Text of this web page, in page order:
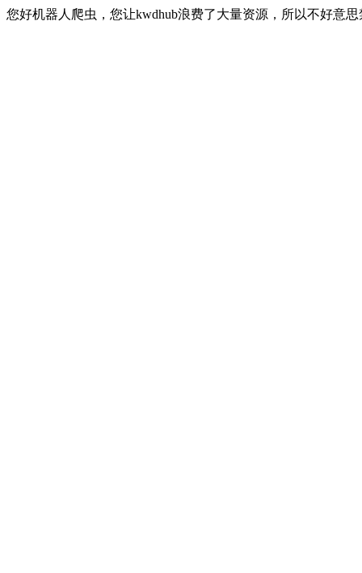
您好机器人爬虫，您让kwdhub浪费了大量资源，所以不好意